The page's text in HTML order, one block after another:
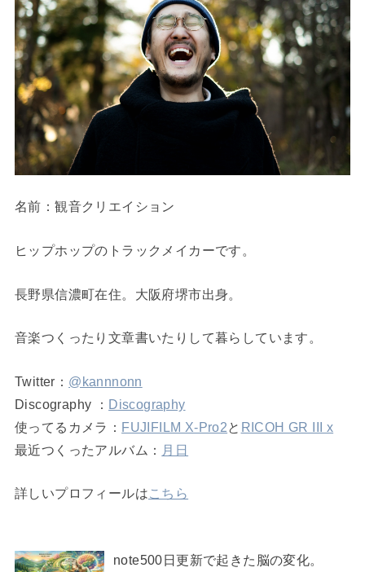
名前：観音クリエイション
ヒップホップのトラックメイカーです。
長野県信濃町在住。大阪府堺市出身。
音楽つくったり文章書いたりして暮らしています。
Twitter： @kannnonn
Discography ： Discography
使ってるカメラ： FUJIFILM X-Pro2と RICOH GR III x
最近つくったアルバム： 月日
詳しいプロフィールはこちら
note500日更新で起きた脳の変化。